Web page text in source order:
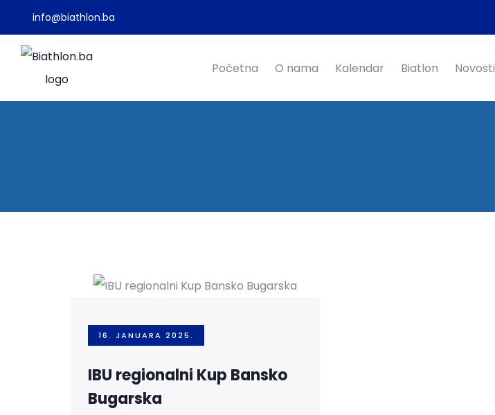
info@biathlon.ba
Početna O nama Kalendar Biatlon Novosti
16. JANUARA 2025.
IBU regionalni Kup Bansko
Bugarska